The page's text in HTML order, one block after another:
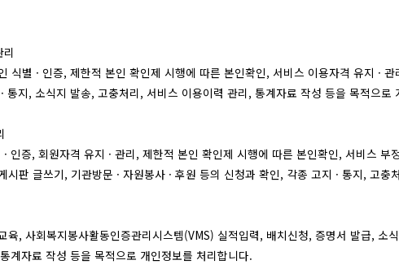
식별 · 인증, 제한적 본인 확인제 시행에 따른 본인확인, 서비스 이용자격 유지 ·
지, 소식지 발송, 고충처리, 서비스 이용이력 관리, 통계자료 작성 등을 목적으로
인증, 회원자격 유지 · 관리, 제한적 본인 확인제 시행에 따른 본인확인, 서비스
판 글쓰기, 기관방문 · 자원봉사 · 후원 등의 신청과 확인, 각종 고지 · 통지, 고
, 사회복지봉사활동인증관리시스템(VMS) 실적입력, 배치신청, 증명서 발급, 소
계자료 작성 등을 목적으로 개인정보를 처리합니다.